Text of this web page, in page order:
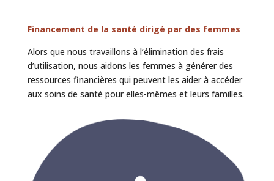
Financement de la santé dirigé par des femmes
Alors que nous travaillons à l’élimination des frais
d’utilisation, nous aidons les femmes à générer des
ressources financières qui peuvent les aider à accéder
aux soins de santé pour elles-mêmes et leurs familles.